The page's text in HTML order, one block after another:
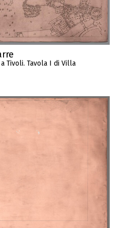
Tivoli. Tavola I di Villa